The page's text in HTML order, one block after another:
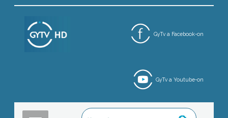
GyTv a Facebook-on
GyTv a Youtube-on